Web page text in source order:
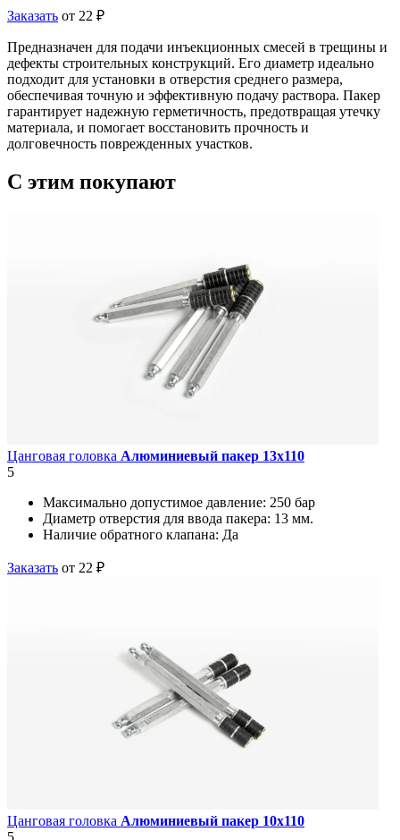
Заказать от 22 ₽
Предназначен для подачи инъекционных смесей в трещины и
дефекты строительных конструкций. Его диаметр идеально
подходит для установки в отверстия среднего размера,
обеспечивая точную и эффективную подачу раствора. Пакер
гарантирует надежную герметичность, предотвращая утечку
материала, и помогает восстановить прочность и
долговечность поврежденных участков.
C этим покупают
Цанговая головка Алюминиевый пакер 13х110
5
Максимально допустимое давление: 250 бар
Диаметр отверстия для ввода пакера: 13 мм.
Наличие обратного клапана: Да
Заказать от 22 ₽
Цанговая головка Алюминиевый пакер 10х110
5